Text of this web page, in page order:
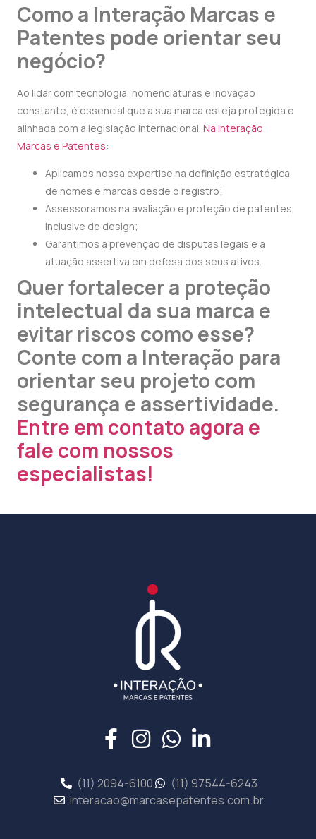
Como a Interação Marcas e
Patentes pode orientar seu
negócio?
Ao lidar com tecnologia, nomenclaturas e inovação
constante, é essencial que a sua marca esteja protegida e
alinhada com a legislação internacional. Na Interação
Marcas e Patentes:
Aplicamos nossa expertise na definição estratégica
de nomes e marcas desde o registro;
Assessoramos na avaliação e proteção de patentes,
inclusive de design;
Garantimos a prevenção de disputas legais e a
atuação assertiva em defesa dos seus ativos.
Quer fortalecer a proteção
intelectual da sua marca e
evitar riscos como esse?
Conte com a Interação para
orientar seu projeto com
segurança e assertividade.
Entre em contato agora e
fale com nossos
especialistas!
(11) 2094-6100
(11) 97544-6243
interacao@marcasepatentes.com.br